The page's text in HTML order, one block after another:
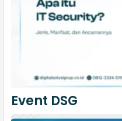
Event DSG